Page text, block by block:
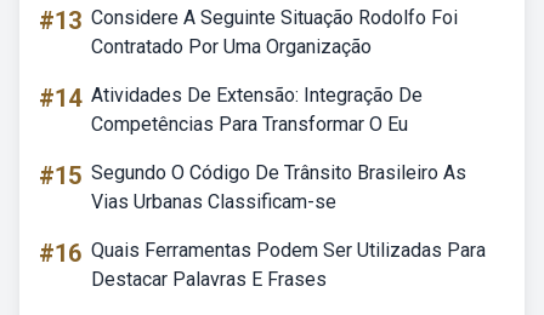
#13 Considere A Seguinte Situação Rodolfo Foi
Contratado Por Uma Organização
#14 Atividades De Extensão: Integração De
Competências Para Transformar O Eu
#15 Segundo O Código De Trânsito Brasileiro As
Vias Urbanas Classificam-se
#16 Quais Ferramentas Podem Ser Utilizadas Para
Destacar Palavras E Frases